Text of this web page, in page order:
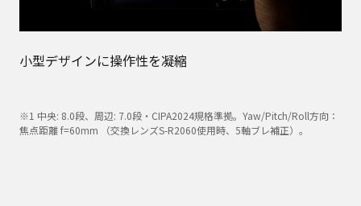
小型デザインに操作性を凝縮
※1 中央: 8.0段、周辺: 7.0段・CIPA2024規格準拠。Yaw/Pitch/Roll方向：
焦点距離 f=60mm （交換レンズS-R2060使用時、5軸ブレ補正）。